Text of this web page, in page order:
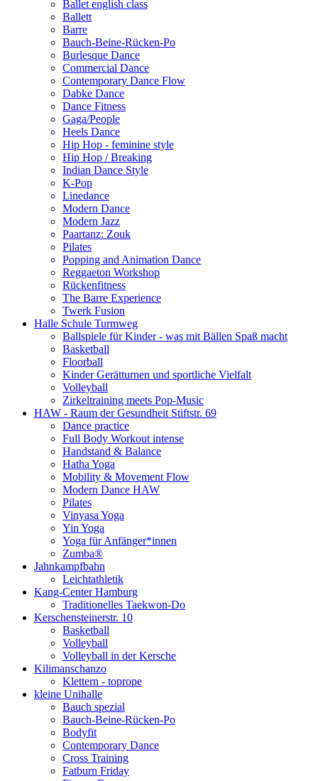
Ballet english class
Ballett
Barre
Bauch-Beine-Rücken-Po
Burlesque Dance
Commercial Dance
Contemporary Dance Flow
Dabke Dance
Dance Fitness
Gaga/People
Heels Dance
Hip Hop - feminine style
Hip Hop / Breaking
Indian Dance Style
K-Pop
Linedance
Modern Dance
Modern Jazz
Paartanz: Zouk
Pilates
Popping and Animation Dance
Reggaeton Workshop
Rückenfitness
The Barre Experience
Twerk Fusion
Halle Schule Turmweg
Ballspiele für Kinder - was mit Bällen Spaß macht
Basketball
Floorball
Kinder Gerätturnen und sportliche Vielfalt
Volleyball
Zirkeltraining meets Pop-Music
HAW - Raum der Gesundheit Stiftstr. 69
Dance practice
Full Body Workout intense
Handstand & Balance
Hatha Yoga
Mobility & Movement Flow
Modern Dance HAW
Pilates
Vinyasa Yoga
Yin Yoga
Yoga für Anfänger*innen
Zumba®
Jahnkampfbahn
Leichtathletik
Kang-Center Hamburg
Traditionelles Taekwon-Do
Kerschensteinerstr. 10
Basketball
Volleyball
Volleyball in der Kersche
Kilimanschanzo
Klettern - toprope
kleine Unihalle
Bauch spezial
Bauch-Beine-Rücken-Po
Bodyfit
Contemporary Dance
Cross Training
Fatburn Friday